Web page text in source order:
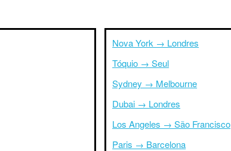
Nova York → Londres
Tóquio → Seul
Sydney → Melbourne
Dubai → Londres
Los Angeles → São Francisco
Paris → Barcelona